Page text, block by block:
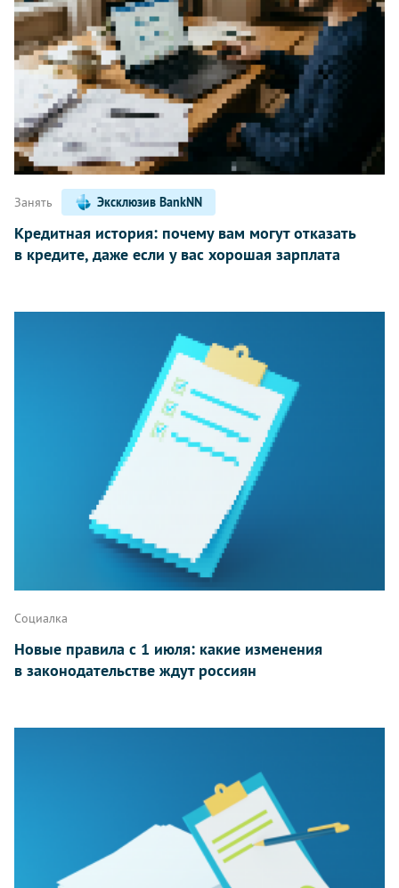
Занять Эксклюзив BankNN
Кредитная история: почему вам могут отказать
в кредите, даже если у вас хорошая зарплата
Социалка
Новые правила с 1 июля: какие изменения
в законодательстве ждут россиян